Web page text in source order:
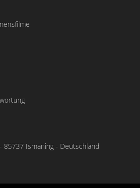
85737 Ismaning - Deutschland